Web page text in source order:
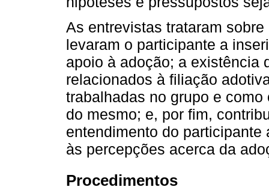
As entrevistas trataram
levaram o participante a
apoio à adoção; a existência
relacionados à filiação
trabalhadas no grupo e
do mesmo; e, por fim,
entendimento do
às percepções acerca da
Procedimentos